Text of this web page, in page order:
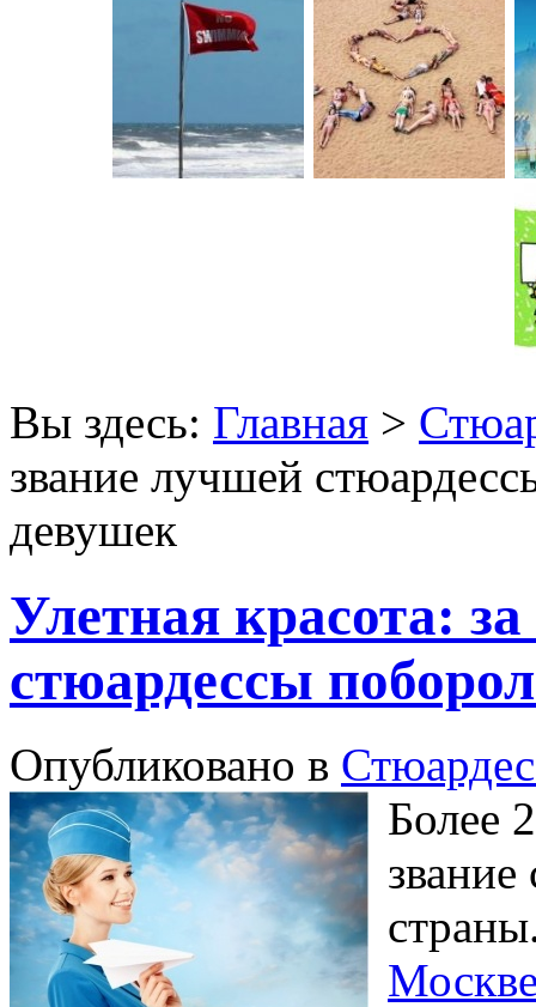
Вы здесь: Главная >
звание лучшей
девушек
Улетная красота:
стюардессы
Опубликовано в
Более